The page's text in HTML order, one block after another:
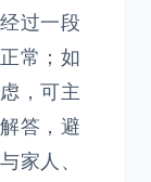
过一段
常；如
，可主
答，避
家人、